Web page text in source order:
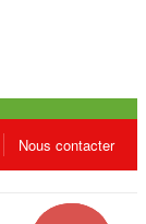
Nous contacter